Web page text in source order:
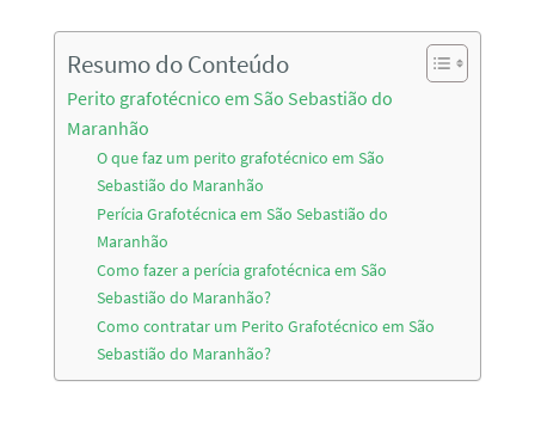
Resumo do Conteúdo
Perito grafotécnico em São Sebastião do
Maranhão
O que faz um perito grafotécnico em São
Sebastião do Maranhão
Perícia Grafotécnica em São Sebastião do
Maranhão
Como fazer a perícia grafotécnica em São
Sebastião do Maranhão?
Como contratar um Perito Grafotécnico em São
Sebastião do Maranhão?